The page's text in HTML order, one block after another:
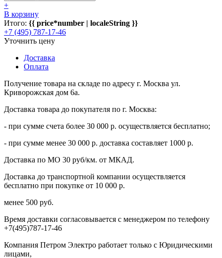
+
В корзину
Итого: {{ price*number | localeString }}
+7 (495) 787-17-46
Уточнить цену
Доставка
Оплата
Получение товара на складе по адресу г. Москва ул.
Криворожская дом 6а.
Доставка товара до покупателя по г. Москва:
- при сумме счета более 30 000 р. осуществляется бесплатно;
- при сумме менее 30 000 р. доставка составляет 1000 р.
Доставка по МО 30 руб/км. от МКАД.
Доставка до транспортной компании осуществляется
бесплатно при покупке от 10 000 р.
менее 500 руб.
Время доставки согласовывается с менеджером по телефону
+7(495)787-17-46
Компания Петром Электро работает только с Юридическими
лицами,